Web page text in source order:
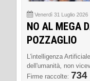
Venerdì 31 Luglio 2026
NO AL MEGA
POZZAGLIO
L'intelligenza
dell'umanità, non
Firme raccolte: 734